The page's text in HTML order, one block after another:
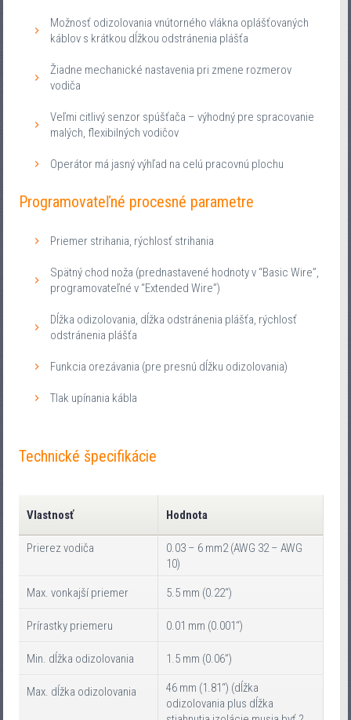
Možnosť odizolovania vnútorného vlákna oplášťovaných
káblov s krátkou dĺžkou odstránenia plášťa
Žiadne mechanické nastavenia pri zmene rozmerov
vodiča
Veľmi citlivý senzor spúšťača – výhodný pre spracovanie
malých, flexibilných vodičov
Operátor má jasný výhľad na celú pracovnú plochu
Programovateľné procesné parametre
Priemer strihania, rýchlosť strihania
Spätný chod noža (prednastavené hodnoty v “Basic Wire”,
programovateľné v “Extended Wire”)
Dĺžka odizolovania, dĺžka odstránenia plášťa, rýchlosť
odstránenia plášťa
Funkcia orezávania (pre presnú dĺžku odizolovania)
Tlak upínania kábla
Technické špecifikácie
Vlastnosť Hodnota
Prierez vodiča
0.03 – 6 mm2 (AWG 32 – AWG
10)
Max. vonkajší priemer 5.5 mm (0.22“)
Prírastky priemeru 0.01 mm (0.001“)
Min. dĺžka odizolovania 1.5 mm (0.06”)
Max. dĺžka odizolovania
46 mm (1.81“) (dĺžka
odizolovania plus dĺžka